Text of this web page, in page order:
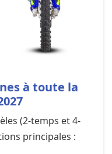
à toute la
(2-temps et 4-
principales :